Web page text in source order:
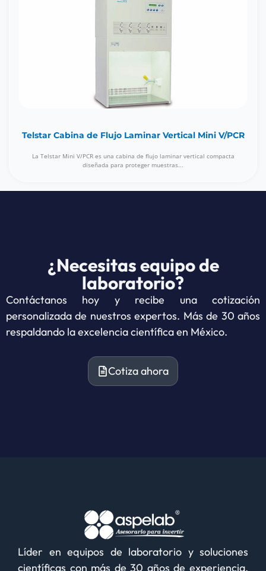
Telstar Cabina de Flujo Laminar Vertical Mini V/PCR
La Telstar Mini V/PCR es una cabina de flujo laminar vertical compacta
diseñada para proteger muestras...
¿Necesitas equipo de
laboratorio?
Contáctanos hoy y recibe una cotización
personalizada de nuestros expertos. Más de 30 años
respaldando la excelencia científica en México.
Cotiza ahora
Líder en equipos de laboratorio y soluciones
científicas con más de 30 años de experiencia.